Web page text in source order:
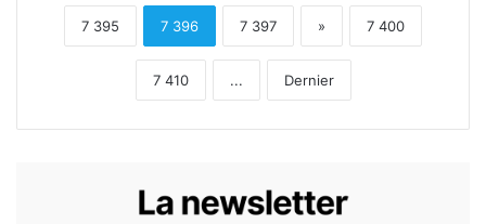
7 395 7 396 7 397 » 7 400
7 410 ... Dernier